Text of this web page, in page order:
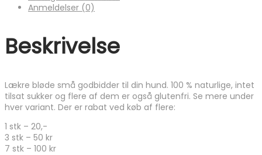
Anmeldelser (0)
Beskrivelse
Lækre bløde små godbidder til din hund. 100 % naturlige, intet
tilsat sukker og flere af dem er også glutenfri. Se mere under
hver variant. Der er rabat ved køb af flere:
1 stk – 20,-
3 stk – 50 kr
7 stk – 100 kr